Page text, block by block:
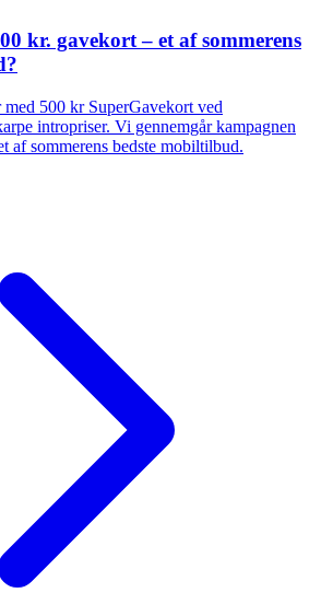
kr. gavekort – et af sommerens
500 kr SuperGavekort ved
intropriser. Vi gennemgår kampagnen
af sommerens bedste mobiltilbud.